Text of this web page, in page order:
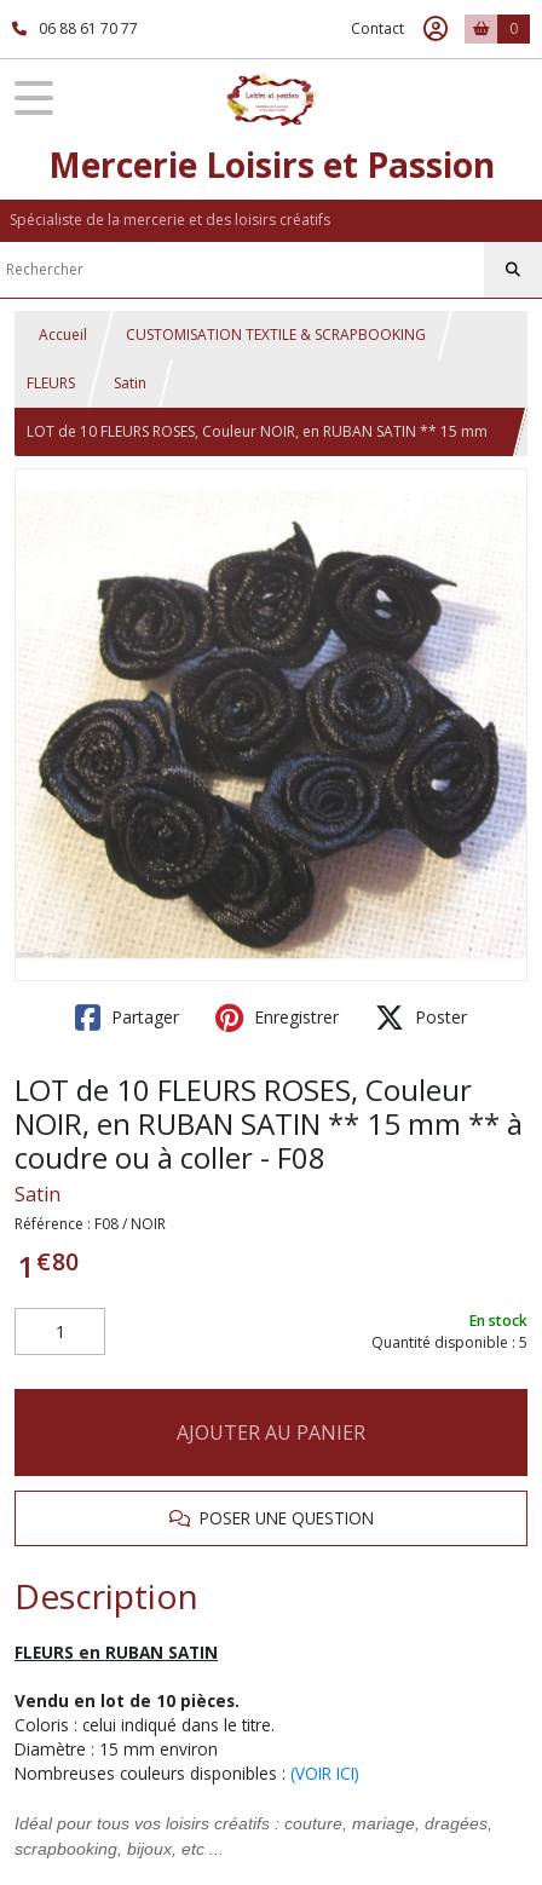
06 88 61 70 77 Contact 0
Mercerie Loisirs et Passion
Spécialiste de la mercerie et des loisirs créatifs
Accueil CUSTOMISATION TEXTILE & SCRAPBOOKING
FLEURS Satin
LOT de 10 FLEURS ROSES, Couleur NOIR, en RUBAN SATIN ** 15 mm
Partager Enregistrer Poster
LOT de 10 FLEURS ROSES, Couleur
NOIR, en RUBAN SATIN ** 15 mm ** à
coudre ou à coller - F08
Satin
Référence : F08 / NOIR
1 €80
En stock
Quantité disponible : 5
AJOUTER AU PANIER
POSER UNE QUESTION
Description
FLEURS en RUBAN SATIN
Vendu en lot de 10 pièces.
Coloris : celui indiqué dans le titre.
Diamètre : 15 mm environ
Nombreuses couleurs disponibles : (VOIR ICI)
Idéal pour tous vos loisirs créatifs : couture, mariage, dragées,
scrapbooking, bijoux, etc ...